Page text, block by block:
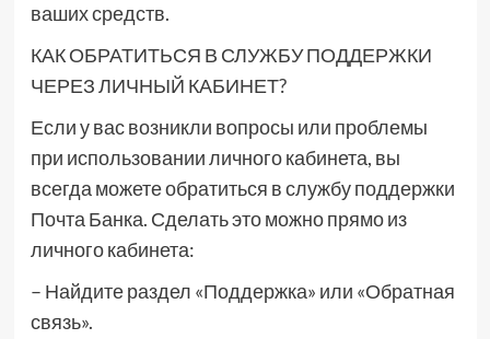
ваших средств.
КАК ОБРАТИТЬСЯ В СЛУЖБУ ПОДДЕРЖКИ
ЧЕРЕЗ ЛИЧНЫЙ КАБИНЕТ?
Если у вас возникли вопросы или проблемы
при использовании личного кабинета, вы
всегда можете обратиться в службу поддержки
Почта Банка. Сделать это можно прямо из
личного кабинета:
– Найдите раздел «Поддержка» или «Обратная
связь».